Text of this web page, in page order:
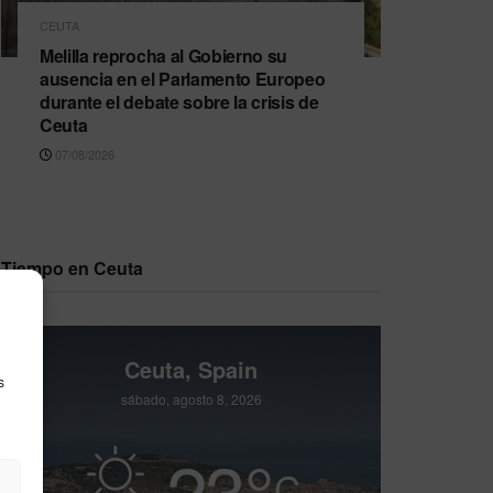
CEUTA
Melilla reprocha al Gobierno su
ausencia en el Parlamento Europeo
durante el debate sobre la crisis de
Ceuta
07/08/2026
Tiempo en Ceuta
Ceuta, Spain
sábado, agosto 8, 2026